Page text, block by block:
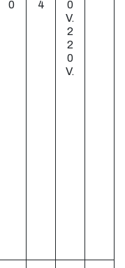
0
4
0
V.
2
2
0
V.